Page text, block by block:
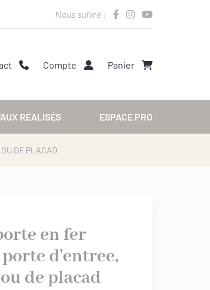
Nous suivre :
Compte Panier
RÉALISÉS ESPACE PRO
DE PLACAD
en fer
d'entree,
de placad